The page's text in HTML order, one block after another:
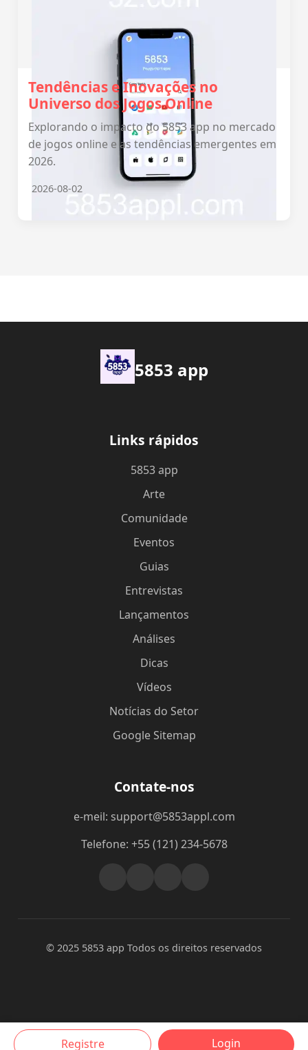
Tendências e Inovações no
Universo dos Jogos Online
Explorando o impacto do 5853 app no mercado
de jogos online e as tendências emergentes em
2026.
2026-08-02
5853 app
Links rápidos
5853 app
Arte
Comunidade
Eventos
Guias
Entrevistas
Lançamentos
Análises
Dicas
Vídeos
Notícias do Setor
Google Sitemap
Contate-nos
e-meil: support@5853appl.com
Telefone: +55 (121) 234-5678
© 2025 5853 app Todos os direitos reservados
Registre Login